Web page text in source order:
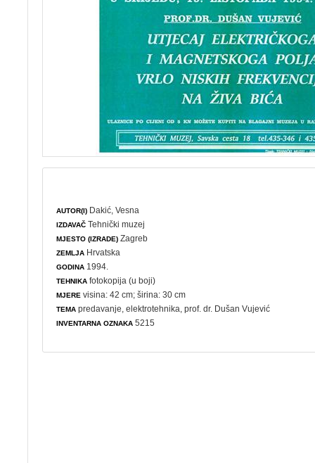
AUTOR(I) Dakić, Vesna
IZDAVAČ Tehnički muzej
MJESTO (IZRADE) Zagreb
ZEMLJA Hrvatska
GODINA 1994.
TEHNIKA fotokopija (u boji)
MJERE visina: 42 cm; širina: 30 cm
TEMA predavanje ,elektrotehnika , prof. dr. Dušan Vujević
INVENTARNA OZNAKA 5215